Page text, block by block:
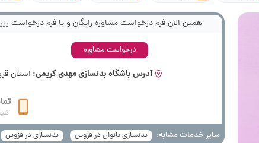
همین الان فرم درخواست مشاوره رایگان و یا فرم درخواست
درخواست مشاوره
آدرس باشگاه بدنسازی مهدی کریمی: استان
سایر خدمات مشابه: بدنسازی بانوان در قزوین بدنسازی در قزوین